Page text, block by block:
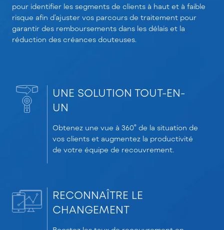
pour identifier les segments de clients à haut et à faible
risque afin d’ajuster vos parcours de traitement pour
garantir des remboursements dans les délais et la
réduction des créances douteuses.
UNE SOLUTION TOUT-EN-
UN
Obtenez une vue à 360° de la situation de
vos clients et augmentez la productivité
de votre équipe de recouvrement.
RECONNAÎTRE LE
CHANGEMENT